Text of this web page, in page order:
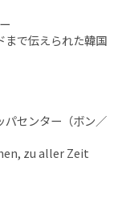
まで伝えられた韓国
センター（ボン／
zu aller Zeit